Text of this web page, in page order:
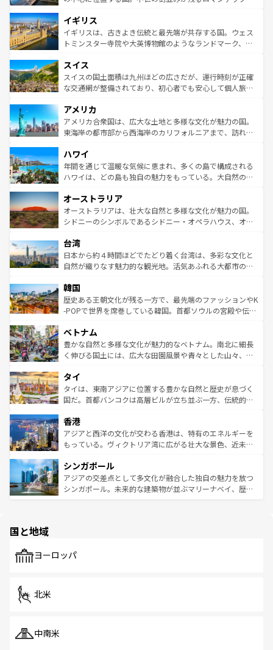
いる。シャンパンの発祥地であるランス、プロヴァンスの
香り高いラベンダー畑など、多彩な楽しみ方が可能だ。さ
らに、パリ以外の地域にも魅力が溢れており、どの街角に
れる地方に足を運ぶとそれぞれで全く異なる文化を体験で
きるだろう。 なお、新着のフランス情報はコンテンツ一覧
を参照してほしい。
顔を持つこの国は、どこを歩いても飽きることがない。ベ
ルリンの文化的活気、バイエルン州のアルプスの絶景、そ
してライン川沿いのワイン畑といった風景は必見。ビール
は、お酒好きな人にはぜひ体験してほしい。 なお、新着の
ドイツ情報はコンテンツ一覧を参照してほしい。
イギリス
イギリスは、古きよき伝統と最先端が共存する国。ウェス
トミンスター寺院や大英博物館のようなランドマーク、歴
リアごとに異なる魅力がある。また、優雅なアフタヌーン
ティー、ビール好きにはたまらない英国パブ、サッカー観
戦など、本場だからこそできる体験も豊富。イギリスを旅
ンツ一覧を参照してほしい。
スイス
スイスの国土面積は九州ほどの広さだが、運行時刻が正確
な交通網が整備されており、初心者でも安心して個人旅行
の建物がそのまま残る町や、スイスならではのユニークな
博物館もあり、アルプス観光だけでなく町歩きも満喫する
ことができる。国民の所得が高いため物価も高いが、旅行
ば市内交通費無料で観光を楽しむこともできる。 なお、新
着のスイス情報はコンテンツ一覧 を参照してほしい。
アメリカ
アメリカ合衆国は、広大な土地と多様な文化が魅力の国。
東海岸の都市部から西海岸のカリフォルニアまで、訪れる
のような巨大都市は、観光、ショッピング、エンターテイ
ンメントが詰まった刺激的なスポットだ。一方、アメリカ
西部には大自然が広がり、グランドキャニオンやイエロー
部のニューオーリンズでは、音楽と美食が融合した独特の
文化が魅力。旅行者はアメリカの各地域で異なる魅力を楽
しみながら、その多様性と豊かな歴史を感じることができ
ならではの贅沢な旅のスタイルだ。 なお、新着のアメリカ
情報はコンテンツ一覧を参照してほしい。
ハワイ
年間を通じて温暖な気候に恵まれ、多くの島で構成される
ハワイは、どの島も独自の魅力をもっている。大自然の神
ワイ島は見逃せない。また、定番の観光地といえばオアフ
島だが、静かな自然を求めるならマウイ島やカウアイ島が
おすすめ。エメラルドグリーンに輝く海をはじめ、豊かな
れるおもてなしの心で訪れる人々を迎えてくれるハワイの
人々、おいしいローカルフードやハワイアンミュージッ
ク、伝統的なフラダンスなど、すべてがハワイの魅力を彩
ワイを、存分に味わってほしい。 なお、新着のハワイ情報
はコンテンツ一覧を参照してほしい。
オーストラリア
オーストラリアは、壮大な自然と多様な文化が魅力の国。
シドニーのシンボルであるシドニー・オペラハウス、オー
リアリーフや大陸中央部にそびえるウルル（エアーズロッ
ク）、タスマニアの美しい原生林やケアンズの熱帯雨林な
ど、見どころがたくさん。また、カフェやワイン、オージ
いる。アクティビティも充実しており、サーフィンやダイ
ビング、ハイキングなど、アウトドア好きにはたまらな
い。オーストラリアの多彩な魅力を存分に味わいつくそ
参照してほしい。
台湾
日本から約４時間ほどでたどり着く台湾は、多彩な文化と
自然が織りなす魅力的な観光地。活気あふれる大都市の台
ン）、静ひつな山岳地帯である台湾東部など、都市の喧騒
と山間の静けさが共存しており、訪れる人に新しい発見と
驚きをもたらしてくれる。また、奥深い台湾の食文化も魅
容にもいいと評判のスイーツなど、バラエティ豊かな料理
が味わえる。 なお、新着の台湾情報は コンテンツ一覧を参
照してほしい。
韓国
歴史ある王朝文化が残る一方で、最先端のファッションやK
-POPで世界を席巻している韓国。首都ソウルの宮殿や伝統
き、地方に足を延ばせば四季折々の自然美を楽しむことが
できる。そして、キムチや焼肉、絶品のストリートフード
まで、さまざまな韓国料理が待っている。夜には、韓国な
リティに包まれながら、韓国の多彩な魅力を心ゆくまで味
わってみてほしい。 なお、新着の韓国情報はコンテンツ一
覧を参照してほしい。
ベトナム
豊かな自然と多様な文化が魅力的なベトナム。南北に細長
く伸びる国土には、広大な田園風景や青々とした山々、世
急速な発展と共に伝統が息づく。ハノイの古い町並みやホ
ーチミン市のフランス統治時代の建物も、独特の雰囲気を
醸し出している。また、バラエティの豊かさとおいしさで
とつ。フォーやバインミー、ベトナムコーヒーなどは、ぜ
ひ現地で味わいたい。どの地域を訪れてもあたたかい人々
が旅行者を迎えてくれるので、きっと忘れられない旅にな
参照してほしい。
タイ
タイは、東南アジアに位置する豊かな自然と歴史が息づく
国だ。首都バンコクは高層ビルが立ち並ぶ一方、伝統的な
の活気が交差している。北部ではチェンマイなどの山岳地
帯で自然と触れ合い、南部ではプーケットやクラビの美し
いビーチでリゾート気分を楽しむことができる。タイ料理
激する。気候は一年中温暖で、どの季節にも異なる楽しみ
が待っている。親しみやすいタイの人々、仏教を中心とし
た文化、そして多様な観光資源が、訪れる旅人を魅了し続
香港
アジアと西洋の文化が交わる香港は、特有のエネルギーを
もっている。ヴィクトリア湾に広がる壮大な景色、近未来
み、どこを訪れても感動するはず。観光スポットが密集し
ており、効率よく見どころを回れるのも魅力。息をのむよ
うな絶景から文化的な体験まで、香港を存分に楽しみ尽く
シンガポール
アジアの交差点として多文化が融合した独自の魅力を放つ
シンガポール。未来的な建築物が並ぶマリーナベイ、歴史
で、ホーカーズは地元の風情を楽しめる外せないスポット
国と地域
ヨーロッパ
北米
中南米